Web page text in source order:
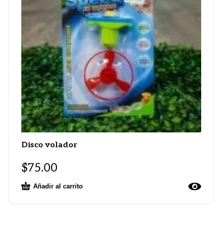
Disco volador
$75.00
Añadir al carrito